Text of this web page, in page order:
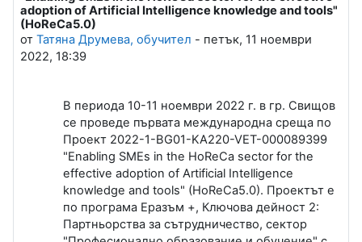
adoption of Artificial Intelligence knowledge and tools"
(HoReCa5.0)
от Татяна Друмева, обучител - петък, 11 ноември
2022, 18:39
В периода 10-11 ноември 2022 г. в гр. Свищов
се проведе първата международна среща по
Проект 2022-1-BG01-KA220-VET-000089399
"Enabling SMEs in the HoReCa sector for the
effective adoption of Artificial Intelligence
knowledge and tools" (HoReCa5.0). Проектът е
по програма Еразъм +, Ключова дейност 2:
Партньорства за сътрудничество, сектор